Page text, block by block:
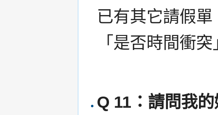
已有其它請假
「是否時間衝
Q 11：請問我